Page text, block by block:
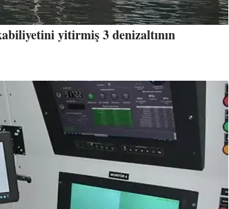
yitirmiş 3 denizaltının